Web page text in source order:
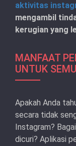
aktivitas
mengambil
kerugian yang
MANFAAT
UNTUK
Apakah Anda
secara tidak
Instagram?
dicuri? Aplikasi